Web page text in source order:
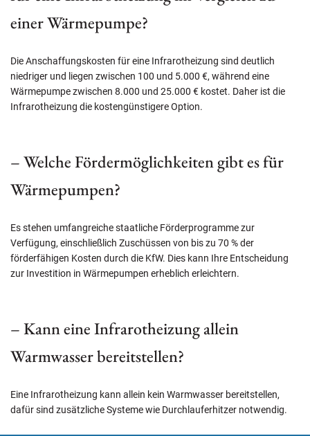
einer Wärmepumpe?
Die Anschaffungskosten für eine Infrarotheizung sind deutlich
niedriger und liegen zwischen 100 und 5.000 €, während eine
Wärmepumpe zwischen 8.000 und 25.000 € kostet. Daher ist die
Infrarotheizung die kostengünstigere Option.
– Welche Fördermöglichkeiten gibt es für
Wärmepumpen?
Es stehen umfangreiche staatliche Förderprogramme zur
Verfügung, einschließlich Zuschüssen von bis zu 70 % der
förderfähigen Kosten durch die KfW. Dies kann Ihre Entscheidung
zur Investition in Wärmepumpen erheblich erleichtern.
– Kann eine Infrarotheizung allein
Warmwasser bereitstellen?
Eine Infrarotheizung kann allein kein Warmwasser bereitstellen,
dafür sind zusätzliche Systeme wie Durchlauferhitzer notwendig.